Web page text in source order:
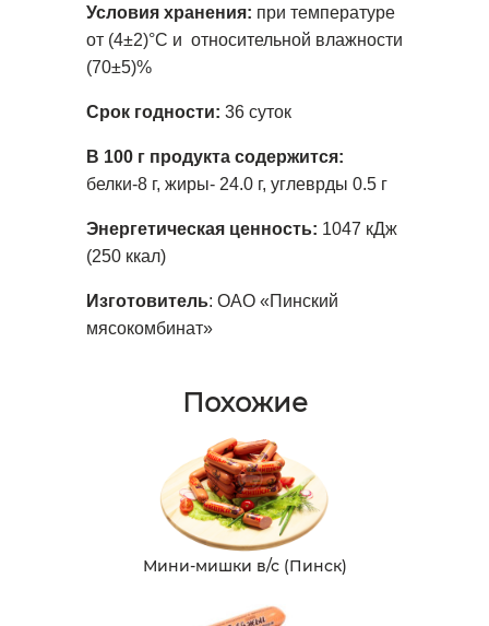
Условия хранения: при температуре
от (4±2)°С и относительной влажности
(70±5)%
Срок годности: 36 суток
В 100 г продукта содержится:
белки-8 г, жиры- 24.0 г, углеврды 0.5 г
Энергетическая ценность: 1047 кДж
(250 ккал)
Изготовитель: ОАО «Пинский
мясокомбинат»
Похожие
Мини-мишки в/с (Пинск)